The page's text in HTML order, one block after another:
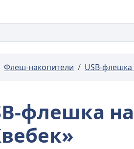
Флеш-накопители USB-флешка
флешка